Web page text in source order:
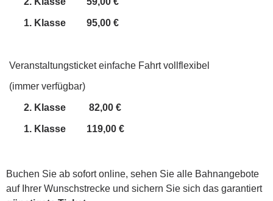
1. Klasse 95,00 €
Veranstaltungsticket einfache Fahrt vollflexibel
(immer verfügbar)
2. Klasse 82,00 €
1. Klasse 119,00 €
Buchen Sie ab sofort online, sehen Sie alle Bahnangebote
auf Ihrer Wunschstrecke und sichern Sie sich das garantiert